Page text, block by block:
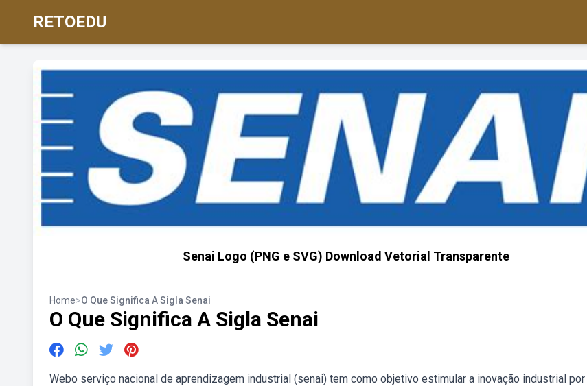
RETOEDU
Senai Logo (PNG e SVG) Download Vetorial Transparente
Home>O Que Significa A Sigla Senai
O Que Significa A Sigla Senai
Webo serviço nacional de aprendizagem industrial (senai) tem como objetivo estimular a inovação industrial